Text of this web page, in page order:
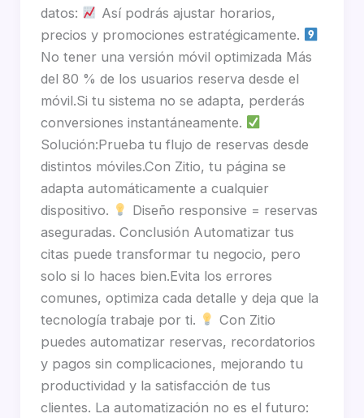
datos:
Así podrás ajustar horarios,
precios y promociones estratégicamente.
No tener una versión móvil optimizada Más
del 80 % de los usuarios reserva desde el
móvil.Si tu sistema no se adapta, perderás
conversiones instantáneamente.
Solución:Prueba tu flujo de reservas desde
distintos móviles.Con Zitio, tu página se
adapta automáticamente a cualquier
dispositivo.
Diseño responsive = reservas
aseguradas. Conclusión Automatizar tus
citas puede transformar tu negocio, pero
solo si lo haces bien.Evita los errores
comunes, optimiza cada detalle y deja que la
tecnología trabaje por ti.
Con Zitio
puedes automatizar reservas, recordatorios
y pagos sin complicaciones, mejorando tu
productividad y la satisfacción de tus
clientes. La automatización no es el futuro: